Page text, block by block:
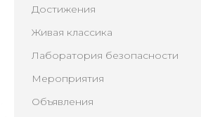
Достижения
Живая классика
Лаборатория безопасности
Мероприятия
Объявления